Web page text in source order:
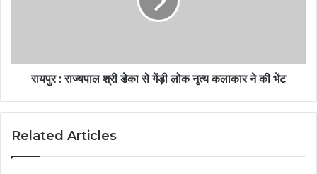
रायपुर : राज्यपाल श्री डेका से गेंड़ी लोक नृत्य कलाकार ने की भेंट
Related Articles